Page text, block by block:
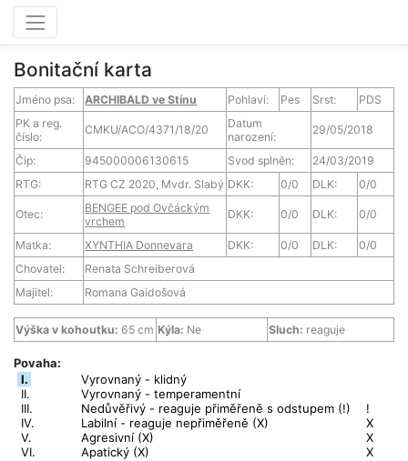
Bonitační karta
Jméno psa: ARCHIBALD ve Stínu Pohlaví: Pes Srst:
PDS
PK a reg.
číslo:
CMKU/ACO/4371/18/20
Datum
narození:
29/05/2018
Čip: 945000006130615 Svod splněn:
24/03/2019
RTG:
RTG CZ 2020, Mvdr. Slabý DKK: 0/0 DLK: 0/0
Otec:
BENGEE pod Ovčáckým
vrchem
DKK: 0/0 DLK: 0/0
Matka: XYNTHIA Donnevara DKK: 0/0 DLK:
0/0
Chovatel:
Renata Schreiberová
Majitel:
Romana Gaidošová
Výška v kohoutku: 65 cm Kýla: Ne Sluch: reaguje
Povaha:
I.
Vyrovnaný - klidný
II.
Vyrovnaný - temperamentní
III.
Nedůvěřivý - reaguje přiměřeně s odstupem (!)
!
IV.
Labilní - reaguje nepřiměřeně (X)
X
V.
Agresivní (X)
X
VI.
Apatický (X)
X